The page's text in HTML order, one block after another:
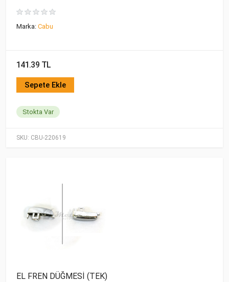
SKU: CBU-220619
Marka: Cabu
141.39 TL
Sepete Ekle
Stokta Var
EL FREN DÜĞMESİ (TEK)